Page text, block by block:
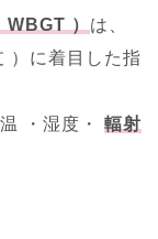
） は、
）に着目した指
・湿度・ 輻射